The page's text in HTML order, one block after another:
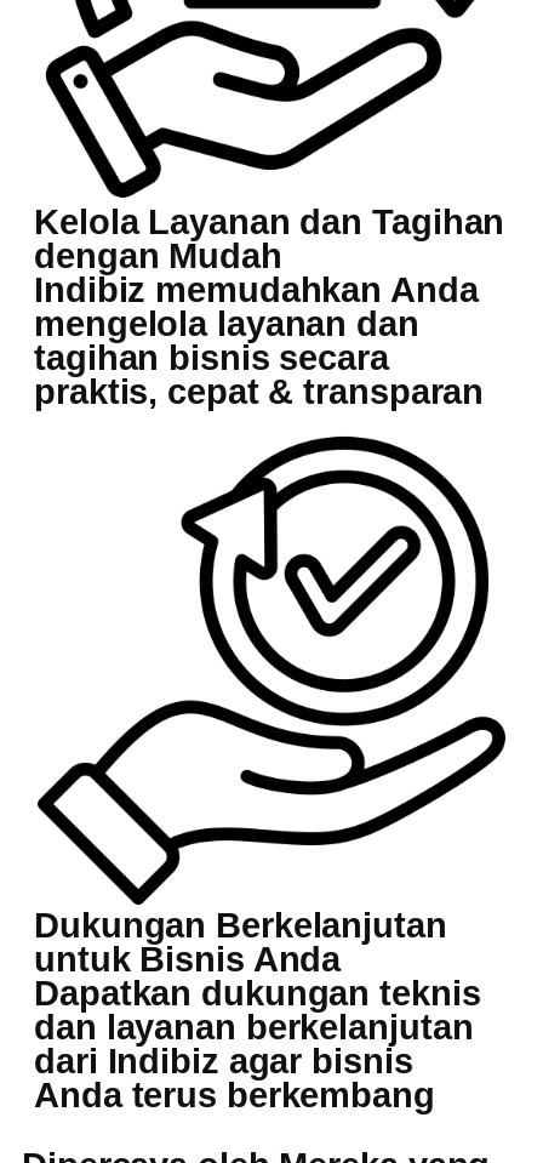
Kelola Layanan dan Tagihan
dengan Mudah
Indibiz memudahkan Anda
mengelola layanan dan
tagihan bisnis secara
praktis, cepat & transparan
Dukungan Berkelanjutan
untuk Bisnis Anda
Dapatkan dukungan teknis
dan layanan berkelanjutan
dari Indibiz agar bisnis
Anda terus berkembang